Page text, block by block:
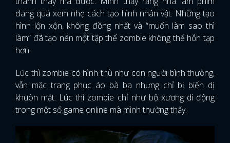
đang quá xem nhẹ cách tạo hình nhân vật. Những tạo
hình lộn xộn, không đồng nhất và “muốn làm sao thì
làm” đã tạo nên một tập thể zombie không thể hỗn tạp
hơn.
Lúc thì zombie có hình thù như con người bình thường,
vẫn mặc trang phục áo bà ba nhưng chỉ bị biến dị
khuôn mặt. Lúc thì zombie chỉ như bộ xương di động
trong một số game online mà mình thường thấy.